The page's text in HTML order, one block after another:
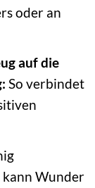
oder an
auf die
So verbindet
kann Wunder